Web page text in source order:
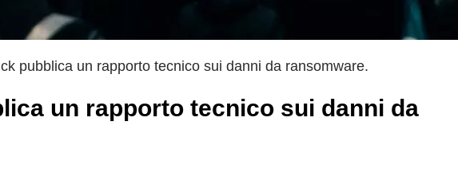
pubblica un rapporto tecnico sui danni da ransomware.
un rapporto tecnico sui danni da